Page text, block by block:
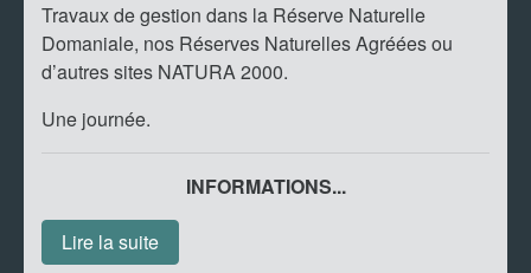
Travaux de gestion dans la Réserve Naturelle
Domaniale, nos Réserves Naturelles Agréées ou
d’autres sites NATURA 2000.
Une journée.
INFORMATIONS...
Lire la suite